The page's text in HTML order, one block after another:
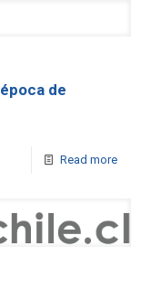
de
Read more